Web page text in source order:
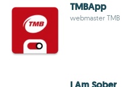
TMBApp
webmaster TMB